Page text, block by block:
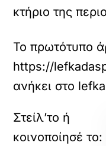
κτήριο της
Το πρωτότυπο
https://
ανήκει στο